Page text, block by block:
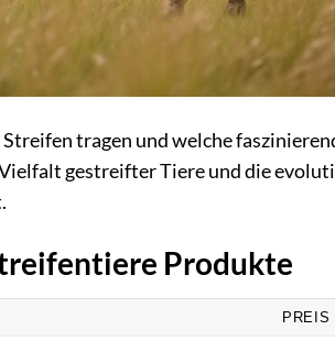
tragen und welche
gestreifter Tiere und die
Produkte
PREIS